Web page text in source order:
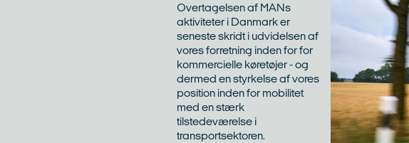
Overtagelsen af MANs
aktiviteter i Danmark er
seneste skridt i udvidelsen af
vores forretning inden for for
kommercielle køretøjer - og
dermed en styrkelse af vores
position inden for mobilitet
med en stærk
tilstedeværelse i
transportsektoren.